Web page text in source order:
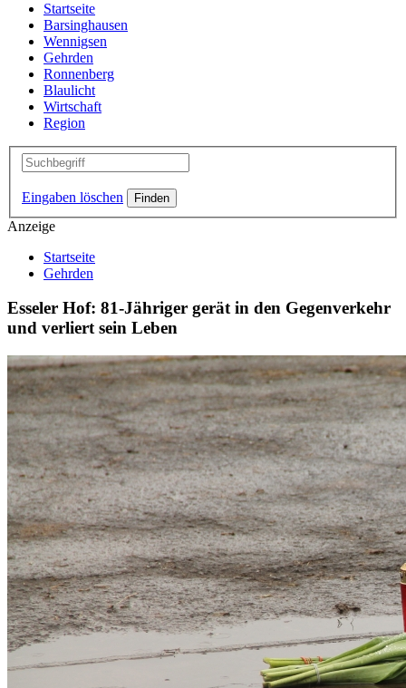
Startseite
Barsinghausen
Wennigsen
Gehrden
Ronnenberg
Blaulicht
Wirtschaft
Region
Eingaben löschen
Anzeige
Startseite
Gehrden
Esseler Hof: 81-Jähriger gerät in den Gegenverkehr
und verliert sein Leben